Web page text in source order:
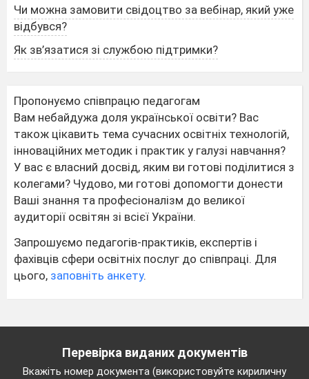
Чи можна замовити свідоцтво за вебінар, який уже
відбувся?
Як зв’язатися зі службою підтримки?
Пропонуємо співпрацю педагогам
Вам небайдужа доля української освіти? Вас
також цікавить тема сучасних освітніх технологій,
інноваційних методик і практик у галузі навчання?
У вас є власний досвід, яким ви готові поділитися з
колегами? Чудово, ми готові допомогти донести
Ваші знання та професіоналізм до великої
аудиторії освітян зі всієї України.
Запрошуємо педагогів-практиків, експертів і
фахівців сфери освітніх послуг до співпраці. Для
цього, заповніть анкету.
Перевірка виданих документів
Вкажіть номер документа (використовуйте кириличну